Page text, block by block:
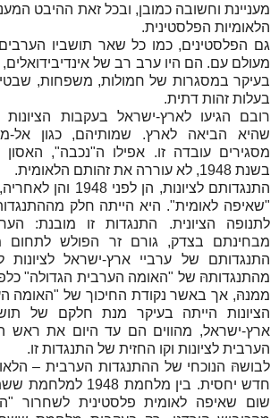
מעניינת וחשובה כמובן, ובכל זאת ההיבט
הלאומיות הפלסטינית.
גם הפלסטינים, כמו כל שאר תושביו
מעולם עם. הם היו ערב רב של
בעיקר במסגרות של חמולות, משפחות,
בעלות זהות דתית.
רובם הגיעו לארץ-ישראל בעקבות הציונות
שהיא הביאה לארץ. שמותיהם, כגון אל-
מסגירים עובדה זו. אפילו ה"נכבה",
בשנת 1948, לא עוררה את זהותם הלאומית.
התנגדותם לציונות, הן
"שאיפה לאומית". היא הייתה חלק
לתנופה הציונית. התנגדות זו מובנת:
מבחינתם בצדק, גורם זר הפולש לתחום
התנגדותם של ערביי ארץ-ישראל
מהתנגדותהּ של "האומה הערבית הגדולה"
ממנהּ, אך באשר נקודת החיכוך של "האומה
הציונות הייתה בעיקר מנת חלקם של
ארץ-ישראל, מהווים הם עד היום את ראש
הערבית לציונות וקו החזית של התנגדות זו.
לבושהּ הנוכחי של ההתנגדות הערבית –
חדש יחסית. בין מלחמת
שום שאיפה לאומית פלסטינית לשחרור